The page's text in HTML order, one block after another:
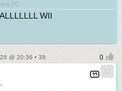
FC
WII
@ 20:36 • 38